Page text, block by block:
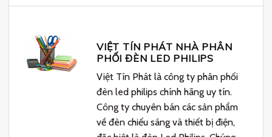
VIỆT TÍN PHÁT NHÀ PHÂN
PHỐI ĐÈN LED PHILIPS
Việt Tín Phát là công ty phân phối
đèn led philips chính hãng uy tín.
Công ty chuyên bán các sản phẩm
về đèn chiếu sáng và thiết bị điện,